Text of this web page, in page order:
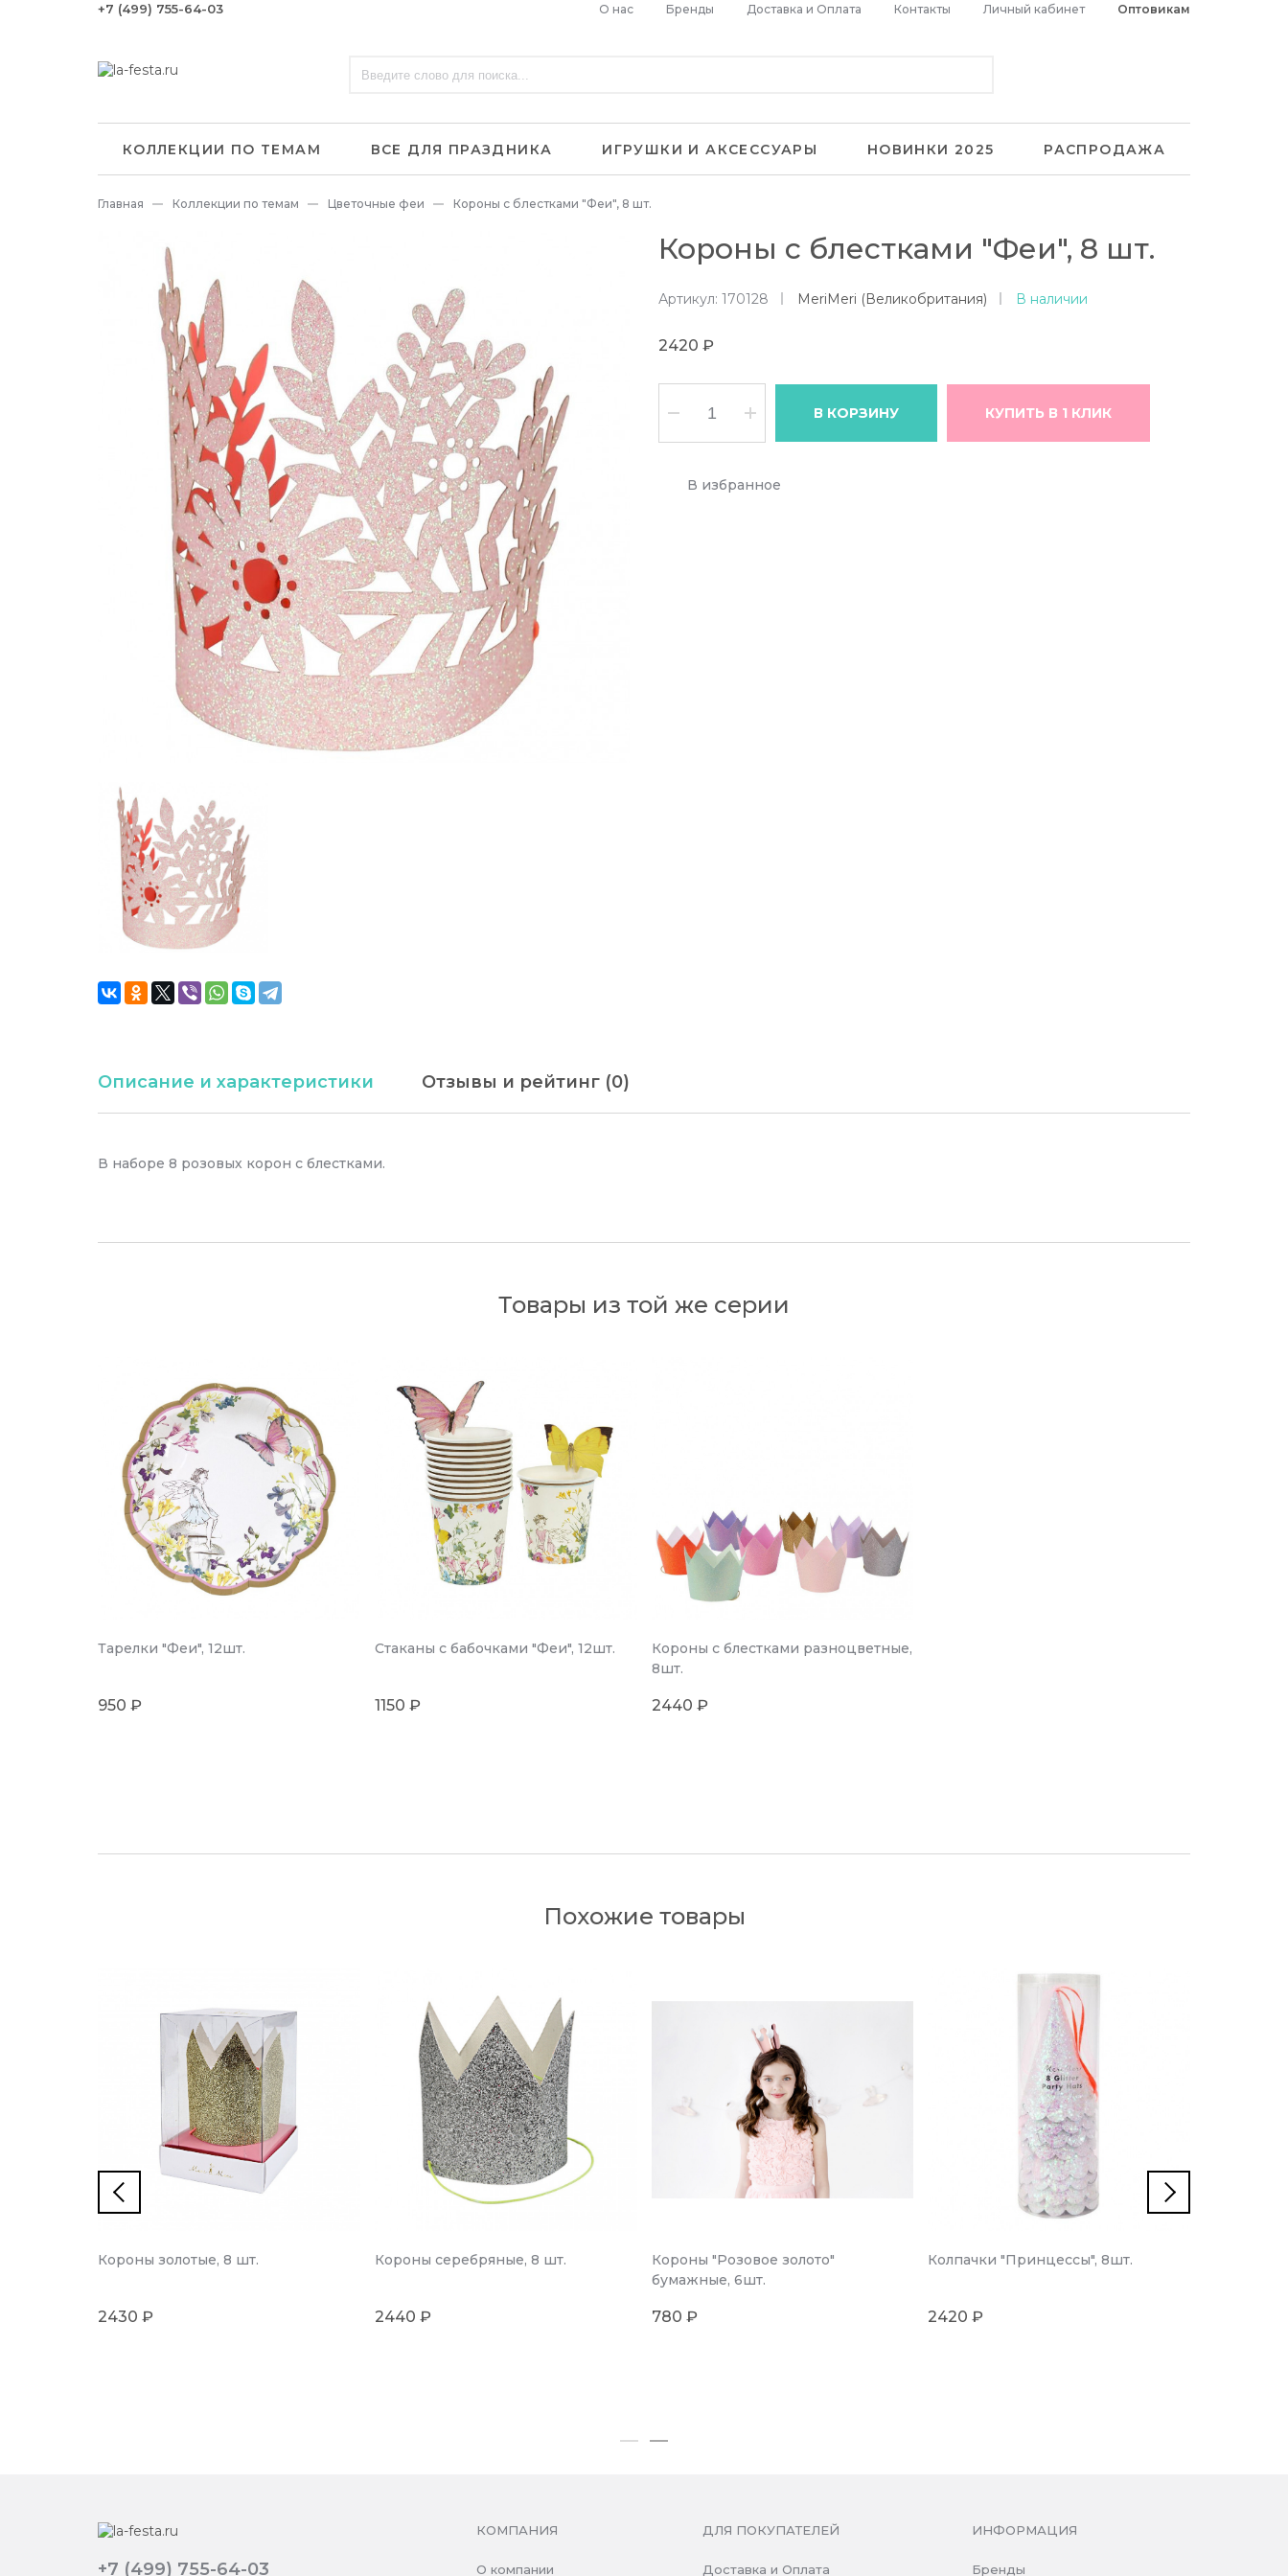
+7 (499) 755-64-03 О нас Бренды Доставка и Оплата Контакты Личный кабинет Оптовикам
КОЛЛЕКЦИИ ПО ТЕМАМ ВСЕ ДЛЯ ПРАЗДНИКА ИГРУШКИ И АКСЕССУАРЫ НОВИНКИ 2025 РАСПРОДАЖА
Главная Коллекции по темам Цветочные феи Короны с блестками "Феи", 8 шт.
Короны с блестками "Феи", 8 шт.
Артикул: 170128 MeriMeri (Великобритания) В наличии
2420 ₽
В КОРЗИНУ КУПИТЬ В 1 КЛИК
В избранное
Описание и характеристики Отзывы и рейтинг (0)
В наборе 8 розовых корон с блестками.
Товары из той же серии
Тарелки "Феи", 12шт.
950 ₽
Стаканы с бабочками "Феи", 12шт.
1150 ₽
Короны с блестками разноцветные,
8шт.
2440 ₽
Похожие товары
Короны золотые, 8 шт.
2430 ₽
Короны серебряные, 8 шт.
2440 ₽
Короны "Розовое золото"
бумажные, 6шт.
780 ₽
Колпачки "Принцессы", 8шт.
2420 ₽
+7 (499) 755-64-03
КОМПАНИЯ
О компании
ДЛЯ ПОКУПАТЕЛЕЙ
Доставка и Оплата
ИНФОРМАЦИЯ
Бренды